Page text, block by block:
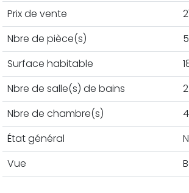
Prix de vente
Nbre de pièce(s)
Surface habitable
Nbre de salle(s) de bains
2
Nbre de chambre(s)
4
État général
Vue